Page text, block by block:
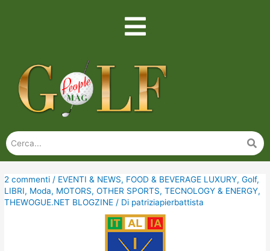
2 commenti / EVENTI & NEWS, FOOD & BEVERAGE LUXURY,Golf,
LIBRI, Moda, MOTORS,OTHER SPORTS,TECNOLOGY & ENERGY,
THEWOGUE.NET BLOGZINE / Di patriziapierbattista